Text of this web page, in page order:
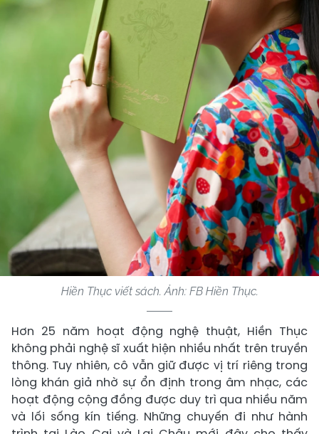
Hiền Thục viết sách. Ảnh: FB Hiền Thục.
Hơn 25 năm hoạt động nghệ thuật, Hiền Thục
không phải nghệ sĩ xuất hiện nhiều nhất trên truyền
thông. Tuy nhiên, cô vẫn giữ được vị trí riêng trong
lòng khán giả nhờ sự ổn định trong âm nhạc, các
hoạt động cộng đồng được duy trì qua nhiều năm
và lối sống kín tiếng. Những chuyến đi như hành